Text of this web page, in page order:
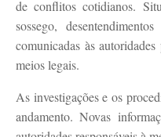
de conflitos cotidianos.
sossego,
comunicadas às
meios legais.
As investigações e os
andamento. Novas